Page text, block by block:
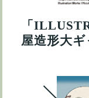
「
屋造形大